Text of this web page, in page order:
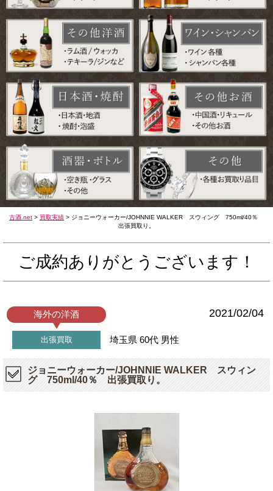
古酒.net > 買取実績 > ジョニーウォーカー/JOHNNIE WALKER スウィング 750ml/40％
出張買取り。
ご成約ありがとうございます！
海外の洋酒 2021/02/04
出張買取 埼玉県 60代 男性
ジョニーウォーカー/JOHNNIE WALKER スウィン
グ 750ml/40％ 出張買取り。